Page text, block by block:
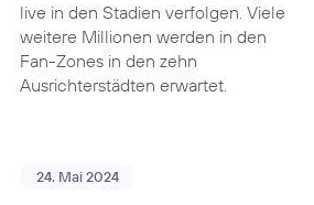
live in den Stadien verfolgen. Viele
weitere Millionen werden in den
Fan-Zones in den zehn
Ausrichterstädten erwartet.
24. Mai 2024